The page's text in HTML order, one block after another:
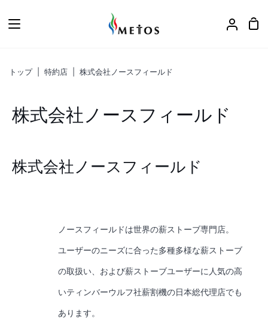
キ
ア
カ
トップ| 特約店 株式会社ノースフィールド
株式会社ノースフィールド
株式会社ノースフィールド
ノースフィールドは世界の薪ストーブ専門店。
ユーザーのニーズに合った多種多様な薪ストーブ
の取扱い、および薪ストーブユーザーに人気の高
いティンバーウルフ社薪割機の日本総代理店でも
あります。